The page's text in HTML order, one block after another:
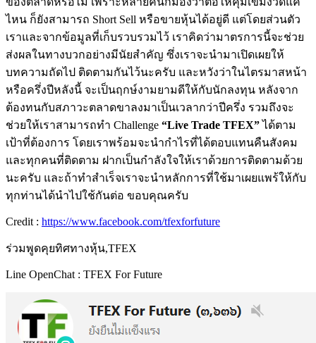
ไหน ก็ยังสามารถ Short Sell หรือขายหุ้นได้อยู่ดี แต่โดยส่วนตัว
เราและจากข้อมูลที่เก็บรวบรวมไว้ เราคิดว่ามาตรการนี้จะช่วย
ส่งผลในทางบวกอย่างมีนัยสำคัญ ซึ่งเราจะนำมาเปิดเผยให้
บทความถัดไป ติดตามกันไว้นะครับ และหวังว่าในไตรมาสหน้า
หรือครึ่งปีหลังนี้ จะเป็นฤกษ์งามยามดีให้กับนักลงทุน หลังจาก
ต้องทนกับสภาวะตลาดขาลงมาเป็นเวลากว่าปีครึ่ง รวมถึงจะ
ช่วยให้เราสามารถทำ Challenge “Live Trade TFEX”ได้ตาม
เป้าที่ต้องการ โดยเราพร้อมจะนำกำไรที่ได้ตอบแทนคืนสังคม
และทุกคนที่ติดตาม ฝากเป็นกำลังใจให้เราด้วยการติดตามด้วย
นะครับ และถ้าทำสำเร็จเราจะนำหลักการที่ใช้มาเผยแพร้ให้กับ
ทุกท่านได้นำไปใช้กันต่อ ขอบคุณครับ
Credit : https://www.facebook.com/tfexforfuture
ร่วมพูดคุยทิศทางหุ้น,TFEX
Line OpenChat : TFEX For Future